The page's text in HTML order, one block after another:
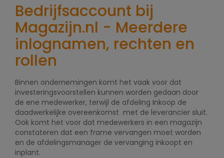
Bedrijfsaccount bij
Magazijn.nl - Meerdere
inlognamen, rechten en
rollen
Binnen ondernemingen komt het vaak voor dat
investeringsvoorstellen kunnen worden gedaan door
de ene medewerker, terwijl de afdeling Inkoop de
daadwerkelijke overeenkomst met de leverancier sluit.
Ook komt het voor dat medewerkers in een magazijn
constateren dat een frame vervangen moet worden
en de afdelingsmanager de vervanging inkoopt en
inplant.